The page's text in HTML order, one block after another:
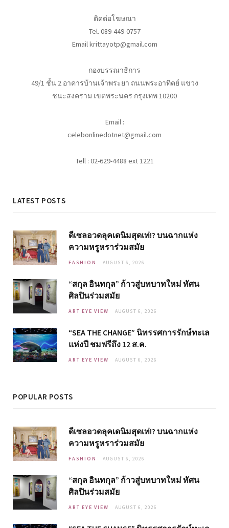
ติดต่อโฆษณา
Tel. 089-449-0757
Email krittayotp@gmail.com
กองบรรณาธิการ
49/1 ชั้น 2 อาคารบ้านเจ้าพระยา ถนนพระอาทิตย์ แขวง
ชนะสงคราม เขตพระนคร กรุงเทพ 10200
Email :
celebonlinedotnet@gmail.com
Tell : 02-629-4488 ext 1221
LATEST POSTS
ดีเซลอวดลุคเดนิมสุดเท่!? บนฉากแห่ง
ความหรูหราร่วมสมัย
FASHION AUGUST 6, 2026
“สกุล อินทกุล” ก้าวสู่บทบาทใหม่ ทัศน
ศิลปินร่วมสมัย
ART EYE VIEW AUGUST 6, 2026
“SEA THE CHANGE” นิทรรศการรักษ์ทะเล
แห่งปี ชมฟรีถึง 12 ส.ค.
ART EYE VIEW AUGUST 6, 2026
POPULAR POSTS
ดีเซลอวดลุคเดนิมสุดเท่!? บนฉากแห่ง
ความหรูหราร่วมสมัย
FASHION AUGUST 6, 2026
“สกุล อินทกุล” ก้าวสู่บทบาทใหม่ ทัศน
ศิลปินร่วมสมัย
ART EYE VIEW AUGUST 6, 2026